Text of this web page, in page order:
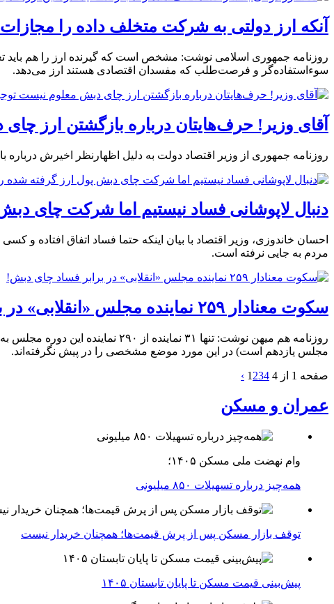
آنکه ارز دولتی به شرکت متخلف داده را
روزنامه جمهوری اسلامی نوشت: مشخص است که گیرنده ارز را هم باید
سوء‌استفاده‌گر و فرصت‌‌طلب که مفسدان اقتصادی هستند ارز می‌دهد.
آقای وزیر! حرف‌هایتان درباره بازگشتن ارز
روزنامه جمهوری از وزیر اقتصاد دولت به دلیل اظهارنظر اخیرش
دنبال لاپوشانی فساد نیستیم اما شرکت چای
احسان خاندوزی، وزیر اقتصاد با بیان اینکه حتما فساد اتفاق افتاده
مردم به جایی نرفته است.
سکوت معنادار ۲۵۹ نماینده مجلس «انقلابی» در برابر فساد چای دبش!
روزنامه هم میهن نوشت: تنها ۳۱
مجلس یازدهم است) در این مورد موضع مشخصی را در پیش نگرفته‌اند.
صفحه 1 از 4 1 234
›
عمران و مسکن
وام نهضت ملی مسکن ۱۴۰۵؛
همه‌چیز درباره تسهیلات ۸۵۰ میلیونی
توقف بازار مسکن پس از پرش قیمت‌ها؛ همچنان خریدار نیست
پیش‌بینی قیمت مسکن تا پایان تابستان ۱۴۰۵